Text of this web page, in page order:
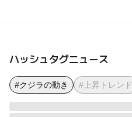
ハッシュタグニュース
#クジラの動き #上昇トレンド